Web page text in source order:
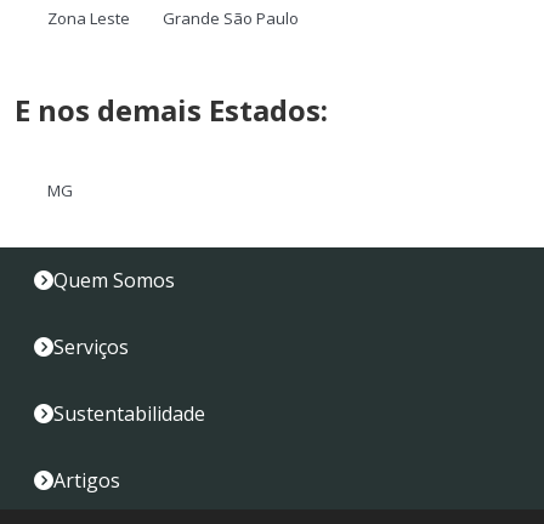
Zona Leste Grande São Paulo
E nos demais Estados:
MG
Quem Somos
Serviços
Sustentabilidade
Artigos